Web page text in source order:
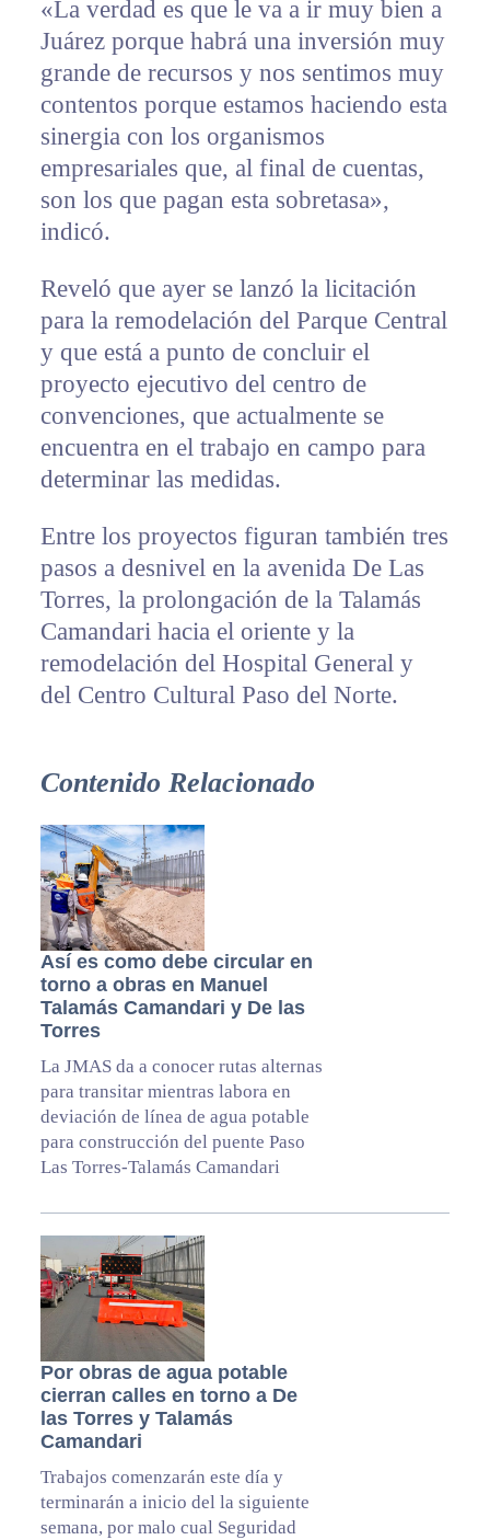
«La verdad es que le va a ir muy bien a
Juárez porque habrá una inversión muy
grande de recursos y nos sentimos muy
contentos porque estamos haciendo esta
sinergia con los organismos
empresariales que, al final de cuentas,
son los que pagan esta sobretasa»,
indicó.
Reveló que ayer se lanzó la licitación
para la remodelación del Parque Central
y que está a punto de concluir el
proyecto ejecutivo del centro de
convenciones, que actualmente se
encuentra en el trabajo en campo para
determinar las medidas.
Entre los proyectos figuran también tres
pasos a desnivel en la avenida De Las
Torres, la prolongación de la Talamás
Camandari hacia el oriente y la
remodelación del Hospital General y
del Centro Cultural Paso del Norte.
Contenido Relacionado
Así es como debe circular en
torno a obras en Manuel
Talamás Camandari y De las
Torres
La JMAS da a conocer rutas alternas
para transitar mientras labora en
deviación de línea de agua potable
para construcción del puente Paso
Las Torres-Talamás Camandari
Por obras de agua potable
cierran calles en torno a De
las Torres y Talamás
Camandari
Trabajos comenzarán este día y
terminarán a inicio del la siguiente
semana, por malo cual Seguridad